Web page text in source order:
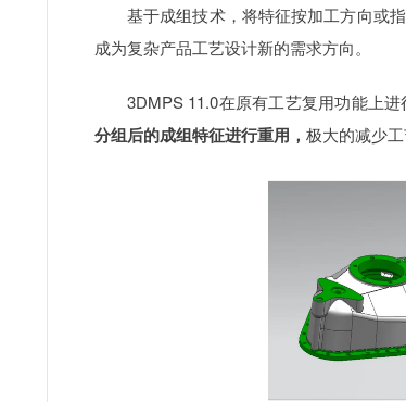
基于成组技术，将特征按加工方向或
成为复杂产品工艺设计新的需求方向。
3DMPS 11.0在原有工艺复用功能上
分组后的成组特征进行重用，极大的减少